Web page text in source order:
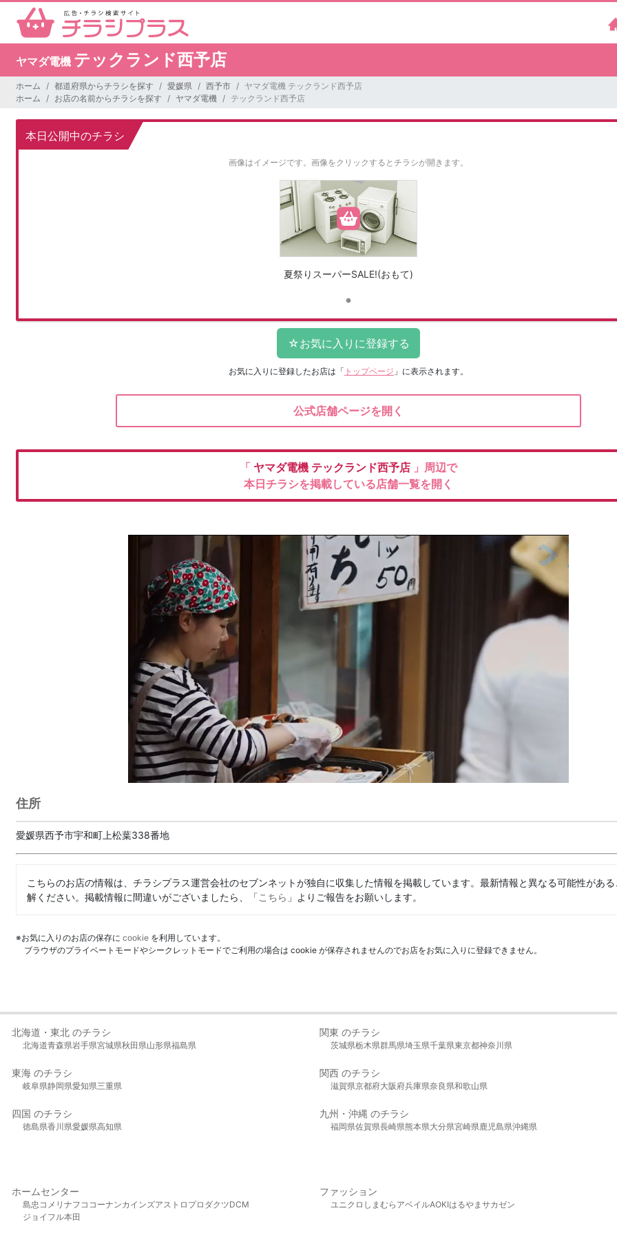
ヤマダ電機 テックランド西予店
ホーム 都道府県からチラシを探す 愛媛県 西予市
ヤマダ電機 テックランド西予店
ホーム
お店の名前からチラシを探す ヤマダ電機 テックランド西予店
本日公開中のチラシ
画像はイメージです。 画像をクリックするとチラシが開きます。
夏祭りスーパーSALE!(おもて)
お気に入りに登録したお店は 「 トップページ 」に表示されます。
公式店舗ページを開く
「 ヤマダ電機 テックランド西予店 」周辺で
本日チラシを掲載している店舗一覧を開く
住所
愛媛県西予市宇和町上松葉338番地
こちらのお店の情報は、チラシプラス運営会社のセブンネットが独自に収集した情報を掲載しています。最新情報と異なる可能性があ
解ください。掲載情報に間違いがございましたら、「こちら 」よりご報告をお願いします。
※お気に入りのお店の保存に cookie を利用しています。
ブラウザのプライベートモードやシークレットモードでご利用の場合は cookie が保存されませんのでお店をお気に入りに登録できません。
北海道・東北 のチラシ
北海道青森県岩手県宮城県秋田県山形県福島県
関東 のチラシ
茨城県栃木県群馬県埼玉県千葉県東京都神奈川県
東海 のチラシ
岐阜県静岡県愛知県三重県
関西 のチラシ
滋賀県京都府大阪府兵庫県奈良県和歌山県
四国 のチラシ
徳島県香川県愛媛県高知県
九州・沖縄 のチラシ
福岡県佐賀県長崎県熊本県大分県宮崎県鹿児島県沖縄県
ホームセンター
島忠 コメリ ナフコ コーナンカインズアストロプロダクツDCM
ジョイフル本田
ファッション
ユニクロ しまむら アベイルAOKIはるやま サカゼン